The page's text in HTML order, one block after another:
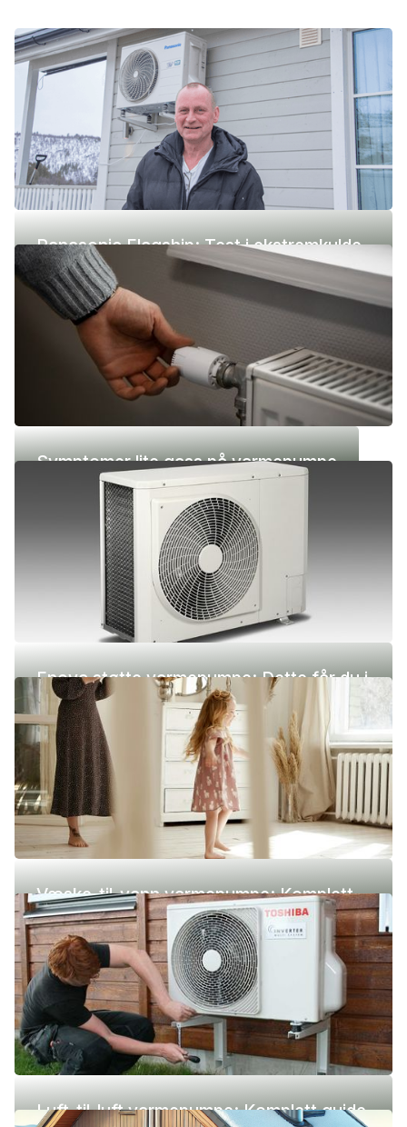
Panasonic Flagship: Test i ekstremkulde
(-42 °C)
Symptomer lite gass på varmepumpe
Enova støtte varmepumpe: Dette får du i
2026
Væske-til-vann varmepumpe: Komplett
guide (pris, fordeler og ulemper)
Luft-til-luft varmepumpe: Komplett guide